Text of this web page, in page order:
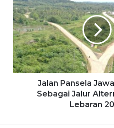
Jalan Pansela
Sebagai Jalur
Lebaran